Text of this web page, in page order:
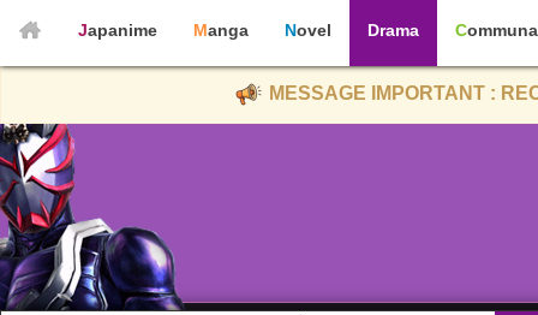
Japanime Manga Novel Drama
MESSAGE IMPORTANT :